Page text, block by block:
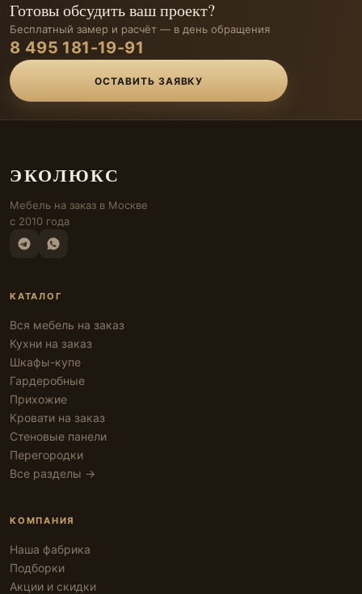
Готовы обсудить ваш проект?
Бесплатный замер и расчёт — в день обращения
8 495 181-19-91
ОСТАВИТЬ ЗАЯВКУ
ЭКОЛЮКС
Мебель на заказ в Москве
с 2010 года
КАТАЛОГ
Вся мебель на заказ
Кухни на заказ
Шкафы-купе
Гардеробные
Прихожие
Кровати на заказ
Стеновые панели
Перегородки
Все разделы →
КОМПАНИЯ
Наша фабрика
Подборки
Акции и скидки